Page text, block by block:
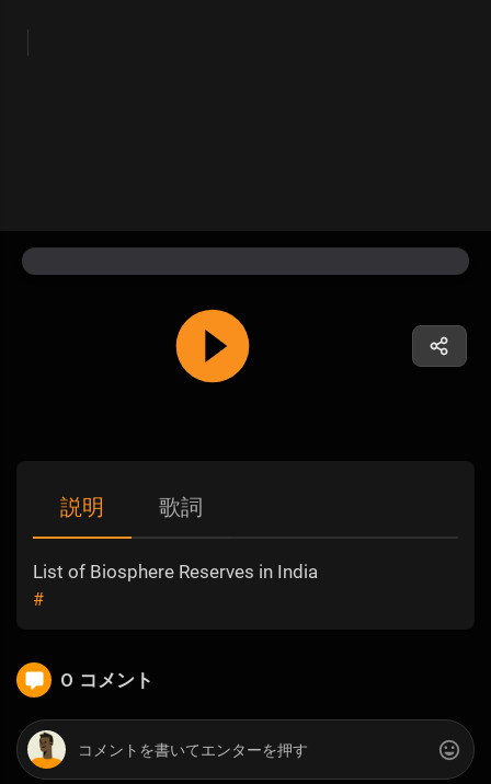
説明 歌詞
List of Biosphere Reserves in India
#
0 コメント